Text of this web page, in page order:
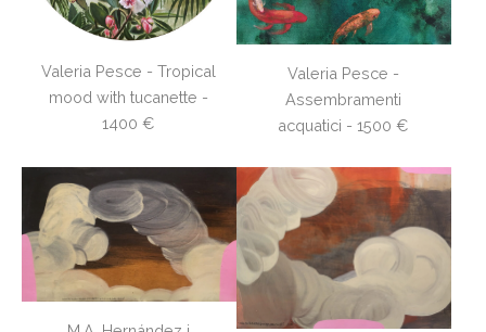
Valeria Pesce - Tropical
mood with tucanette -
1400 €
Valeria Pesce -
Assembramenti
acquatici - 1500 €